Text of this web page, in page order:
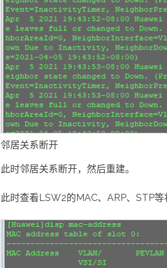
邻居关系断开
此时邻居关系断开，然后重建。
此时查看LSW2的MAC、ARP、STP等